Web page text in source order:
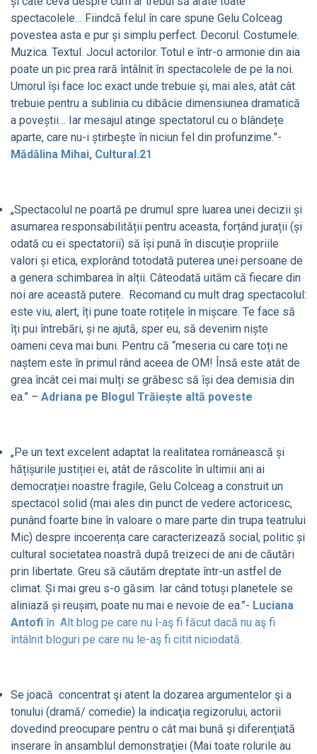
spectacolele… Fiindcă felul în care spune Gelu Colceag
povestea asta e pur și simplu perfect. Decorul. Costumele.
Muzica. Textul. Jocul actorilor. Totul e într-o armonie din aia
poate un pic prea rară întâlnit în spectacolele de pe la noi.
Umorul își face loc exact unde trebuie și, mai ales, atât cât
trebuie pentru a sublinia cu dibăcie dimensiunea dramatică
a poveștii… Iar mesajul atinge spectatorul cu o blândețe
aparte, care nu-i știrbește în niciun fel din profunzime.”-
Mădălina Mihai, Cultural.21
„Spectacolul ne poartă pe drumul spre luarea unei decizii și
asumarea responsabilității pentru aceasta, forțând jurații (și
odată cu ei spectatorii) să își pună în discuție propriile
valori și etica, explorând totodată puterea unei persoane de
a genera schimbarea în alții. Câteodată uităm că fiecare din
noi are această putere. Recomand cu mult drag spectacolul:
este viu, alert, îți pune toate rotițele în mișcare. Te face să
îți pui întrebări, și ne ajută, sper eu, să devenim niște
oameni ceva mai buni. Pentru că “meseria cu care toți ne
naștem este în primul rând aceea de OM! Însă este atât de
grea încât cei mai mulți se grăbesc să își dea demisia din
ea.” – Adriana pe Blogul Trăiește altă poveste
„Pe un text excelent adaptat la realitatea românească și
hățișurile justiției ei, atât de răscolite în ultimii ani ai
democrației noastre fragile, Gelu Colceag a construit un
spectacol solid (mai ales din punct de vedere actoricesc,
punând foarte bine în valoare o mare parte din trupa teatrului
Mic) despre incoerența care caracterizează social, politic și
cultural societatea noastră după treizeci de ani de căutări
prin libertate. Greu să căutăm dreptate într-un astfel de
climat. Și mai greu s-o găsim. Iar când totuși planetele se
aliniază și reușim, poate nu mai e nevoie de ea.”- Luciana
Antofi în Alt blog pe care nu l-aş fi făcut dacă nu aş fi
întâlnit bloguri pe care nu le-aş fi citit niciodată.
Se joacă concentrat şi atent la dozarea argumentelor şi a
tonului (dramă/ comedie) la indicaţia regizorului, actorii
dovedind preocupare pentru o cât mai bună şi diferenţiată
inserare în ansamblul demonstraţiei (Mai toate rolurile au